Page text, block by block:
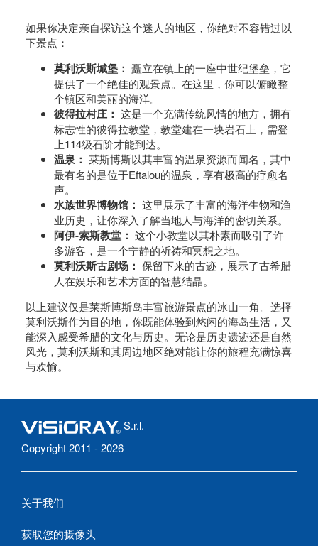
如果你决定亲自探访这个迷人的地区，你绝对不容错过以
下景点：
莫利沃斯城堡： 矗立在镇上的一座中世纪堡垒，它
提供了一个绝佳的观景点。在这里，你可以俯瞰整
个镇区和美丽的海洋。
彼得拉村庄： 这是一个充满传统风情的地方，拥有
标志性的彼得拉教堂，教堂建在一块岩石上，需登
上114级石阶才能到达。
温泉： 莱斯博斯以其丰富的温泉资源而闻名，其中
最有名的是位于Eftalou的温泉，享有极高的疗愈名
声。
水族世界博物馆： 这里展示了丰富的海洋生物和渔
业历史，让你深入了解当地人与海洋的密切关系。
阿伊-索斯教堂： 这个小教堂以其朴素而吸引了许
多游客，是一个宁静的祈祷和冥想之地。
莫利沃斯古剧场： 保留下来的古迹，展示了古希腊
人在娱乐和艺术方面的智慧结晶。
以上建议仅是莱斯博斯岛丰富旅游景点的冰山一角。选择
莫利沃斯作为目的地，你既能体验到悠闲的海岛生活，又
能深入感受希腊的文化与历史。无论是历史遗迹还是自然
风光，莫利沃斯和其周边地区绝对能让你的旅程充满惊喜
与欢愉。
S.r.l.
Copyright 2011 - 2026
关于我们
获取您的摄像头